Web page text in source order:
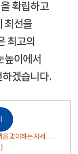
확립하고
최선을
최고의
높이에서
겠습니다.
Ⅰ
을 맞이하는 자세